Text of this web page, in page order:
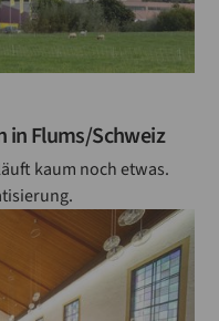
in Flums/Schweiz
kaum noch etwas.